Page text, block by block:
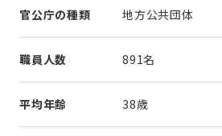
官公庁の種類 地方公共団体
職員人数 891名
平均年齢 38歳